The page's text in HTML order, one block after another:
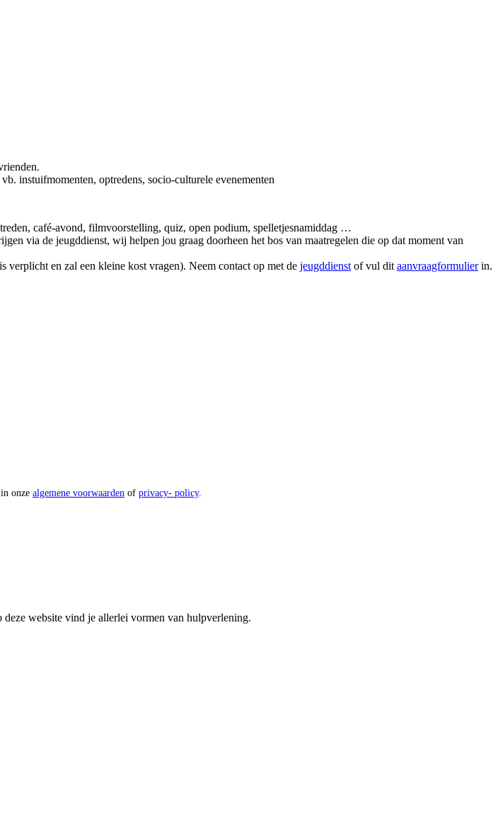
instuifmomenten, optredens, socio-culturele evenementen
café-avond, filmvoorstelling, quiz, open podium, spelletjesnamiddag …
via de jeugddienst, wij helpen jou graag doorheen het bos van maatregelen die op dat moment van
en zal een kleine kost vragen). Neem contact op met de jeugddienst of vul dit aanvraagformulierin.
onze algemene voorwaarden of privacy- policy.
website vind je allerlei vormen van hulpverlening.